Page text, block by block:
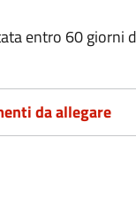
entro 60 giorni
da allegare